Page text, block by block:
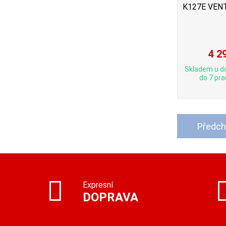
K127E
4
Skladem u
do 7
Expresní
DOPRAVA